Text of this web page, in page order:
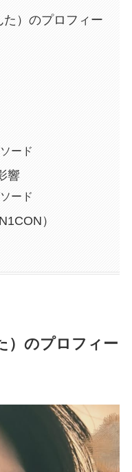
）のプロフィー
ード
響
ード
）
）のプロフィー